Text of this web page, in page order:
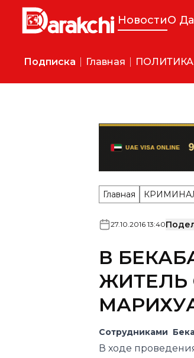
НовостиО
Подписка Главная ПОЛИТИКА
Главная
27 10 2016 13:40
В
ЖИТЕЛЬ
Сотрудниками
В ходе